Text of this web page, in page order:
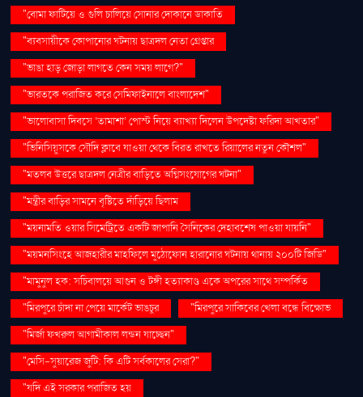
"বোমা ফাটিয়ে ও গুলি চালিয়ে সোনার দোকানে ডাকাতি
"ব্যবসায়ীকে কোপানোর ঘটনায় ছাত্রদল নেতা গ্রেপ্তার
"ভাঙা হাড় জোড়া লাগতে কেন সময় লাগে?"
"ভারতকে পরাজিত করে সেমিফাইনালে বাংলাদেশ"
"ভালোবাসা দিবসে ‘তামাশা’ পোস্ট নিয়ে ব্যাখ্যা দিলেন উপদেষ্টা ফরিদা আখতার"
"ভিনিসিয়ুসকে সৌদি ক্লাবে যাওয়া থেকে বিরত রাখতে রিয়ালের নতুন কৌশল"
"মতলব উত্তরে ছাত্রদল নেত্রীর বাড়িতে অগ্নিসংযোগের ঘটনা"
"মন্ত্রীর বাড়ির সামনে বৃষ্টিতে দাঁড়িয়ে ছিলাম
"ময়নামতি ওয়ার সিমেট্রিতে একটি জাপানি সৈনিকের দেহাবশেষ পাওয়া যায়নি"
"ময়মনসিংহে আজহারীর মাহফিলে মুঠোফোন হারানোর ঘটনায় থানায় ২০০টি জিডি"
"মামুনুল হক: সচিবালয়ে আগুন ও টঙ্গী হত্যাকাণ্ড একে অপরের সাথে সম্পর্কিত
"মিরপুরে চাঁদা না পেয়ে মার্কেট ভাঙচুর
"মিরপুরে সাকিবের খেলা বন্ধে বিক্ষোভ
"মির্জা ফখরুল আগামীকাল লন্ডন যাচ্ছেন"
"মেসি-সুয়ারেজ জুটি: কি এটি সর্বকালের সেরা?"
"যদি এই সরকার পরাজিত হয়